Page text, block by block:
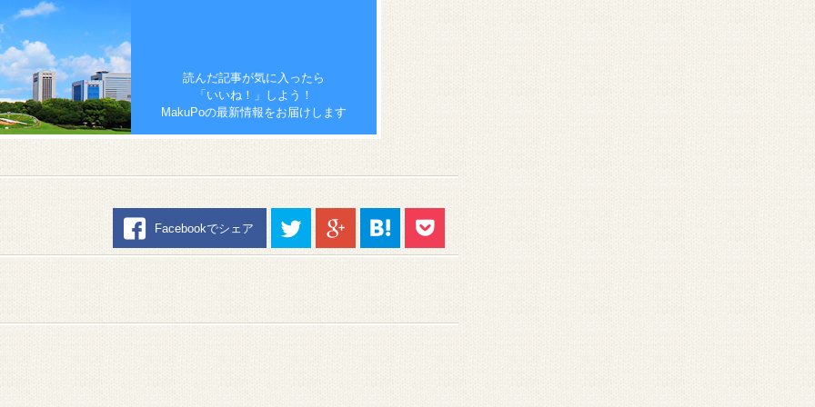
読んだ記事が気に入ったら
「いいね！」しよう！
MakuPoの最新情報をお届けします
Facebookでシェア